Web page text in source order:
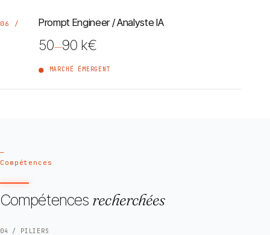
06 / Prompt Engineer / Analyste IA
50—90 k€
MARCHÉ ÉMERGENT
—
Compétences
Compétences recherchées
04 / PILIERS